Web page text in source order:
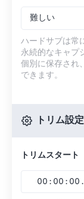
難しい
ハードサブは常
永続的なキャプ
個別に保存され
できます。
トリム設定
トリムスタート
00 : 00 : 00 .